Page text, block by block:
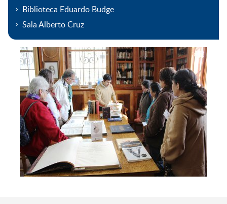
Biblioteca Eduardo Budge
Sala Alberto Cruz